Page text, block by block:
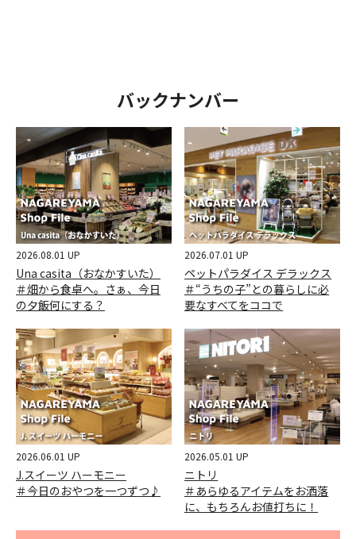
バックナンバー
2026.08.01 UP
Una casita（おなかすいた）
＃畑から食卓へ。さぁ、今日
の夕飯何にする？
2026.07.01 UP
ペットパラダイス デラックス
＃“うちの子”との暮らしに必
要なすべてをココで
2026.06.01 UP
J.スイーツ ハーモニー
＃今日のおやつを一つずつ♪
2026.05.01 UP
ニトリ
＃あらゆるアイテムをお洒落
に、もちろんお値打ちに！